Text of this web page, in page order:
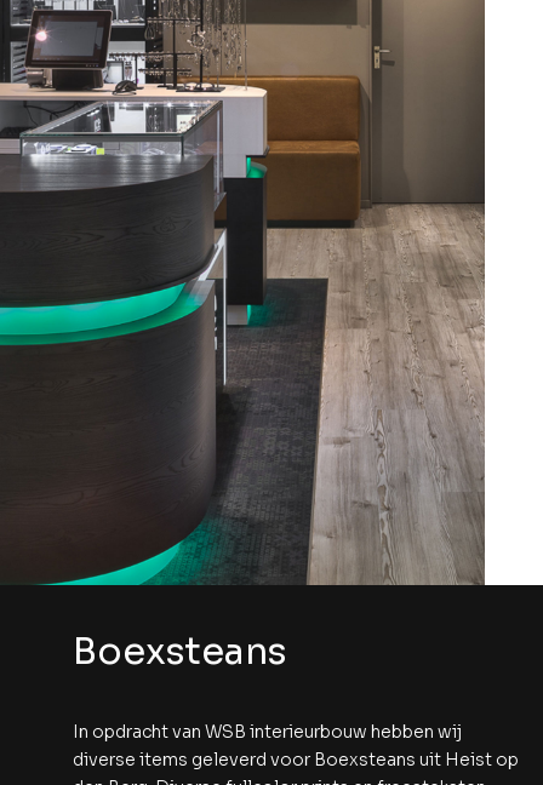
Boexsteans
In opdracht van WSB interieurbouw hebben wij
diverse items geleverd voor Boexsteans uit Heist op